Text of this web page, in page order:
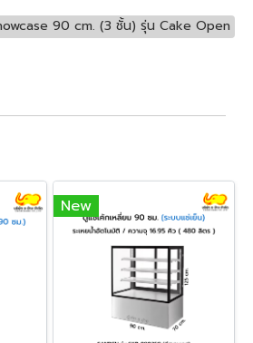
90 cm. (3 ชั้น) รุ่น Cake Open
New